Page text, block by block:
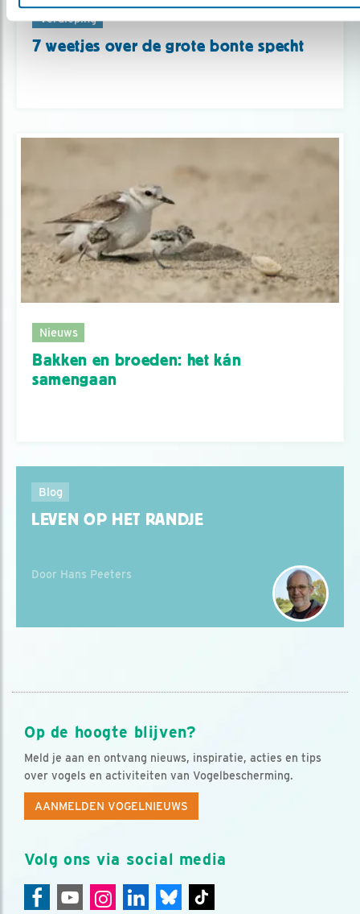
Verdieping
7 weetjes over de grote bonte specht
Nieuws
Bakken en broeden: het kán
samengaan
Blog
LEVEN OP HET RANDJE
Door Hans Peeters
Op de hoogte blijven?
Meld je aan en ontvang nieuws, inspiratie, acties en tips
over vogels en activiteiten van Vogelbescherming.
AANMELDEN VOGELNIEUWS
Volg ons via social media